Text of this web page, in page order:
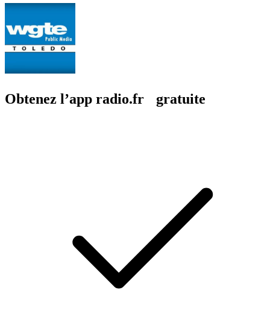
Obtenez l’app radio.fr gratuite